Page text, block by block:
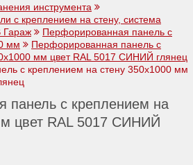
инструмента
с креплением на стену, система
Гараж
Перфорированная панель с
мм
Перфорированная панель с
мм цвет RAL 5017 СИНИЙ глянец
с креплением на стену 350х1000 мм
панель с креплением на
цвет RAL 5017 СИНИЙ